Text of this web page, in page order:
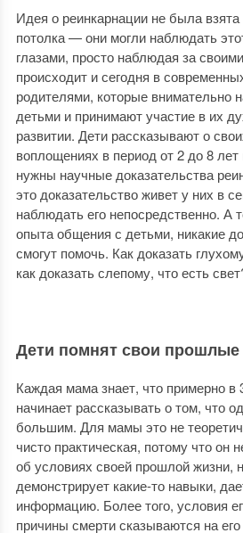
Идея о реинкарнации не была
потолка — они могли наблюдать
глазами, просто наблюдая за
происходит и сегодня в
родителями, которые внимательно
детьми и принимают участие в их
развитии. Дети рассказывают о
воплощениях в период от 2 до 8
нужны научные доказательства
это доказательство живет у них в
наблюдать его непосредственно. А
опыта общения с детьми, никакие
смогут помочь. Как доказать
как доказать слепому, что есть
Дети помнят свои прошлые
Каждая мама знает, что примерно в
начинает рассказывать о том, что
большим. Для мамы это не
чисто практическая, потому что он
об условиях своей прошлой жизни,
демонстрирует какие-то навыки,
информацию. Более того, условия
причины смерти сказываются на